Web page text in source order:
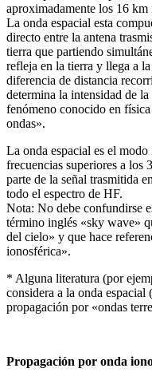
aproximadamente los 16 km
La onda espacial esta
directo entre la antena
tierra que partiendo
refleja en la tierra y llega a
diferencia de distancia
determina la intensidad de
fenómeno conocido en
ondas».
La onda espacial es el
frecuencias superiores a los
parte de la señal trasmitida
todo el espectro de HF.
Nota: No debe confundirse
término inglés «sky wave»
del cielo» y que hace
ionosférica».
* Alguna literatura (por
considera a la onda
propagación por «ondas
Propagación por onda